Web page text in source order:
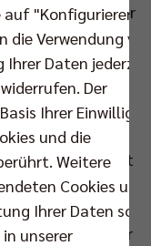
umschreibt der
dass die BR
manch
nicht, wenn
„In den
geklappt, da
Gemeinsam mit
an, die Mutter
haben seit ein
der
"Konfigurieren".
die Verwendung
Ihrer Daten
Der
Ihrer
und die
Weitere
Cookies und
Ihrer Daten
unserer